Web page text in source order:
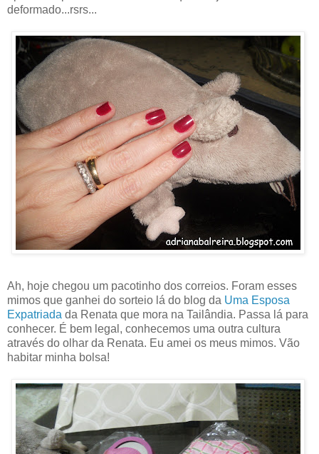
deformado...rsrs...
Ah, hoje chegou um pacotinho dos correios. Foram esses
mimos que ganhei do sorteio lá do blog da Uma Esposa
Expatriada da Renata que mora na Tailândia. Passa lá para
conhecer. É bem legal, conhecemos uma outra cultura
através do olhar da Renata. Eu amei os meus mimos. Vão
habitar minha bolsa!